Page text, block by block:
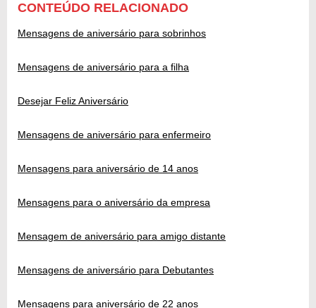
CONTEÚDO RELACIONADO
Mensagens de aniversário para sobrinhos
Mensagens de aniversário para a filha
Desejar Feliz Aniversário
Mensagens de aniversário para enfermeiro
Mensagens para aniversário de 14 anos
Mensagens para o aniversário da empresa
Mensagem de aniversário para amigo distante
Mensagens de aniversário para Debutantes
Mensagens para aniversário de 22 anos